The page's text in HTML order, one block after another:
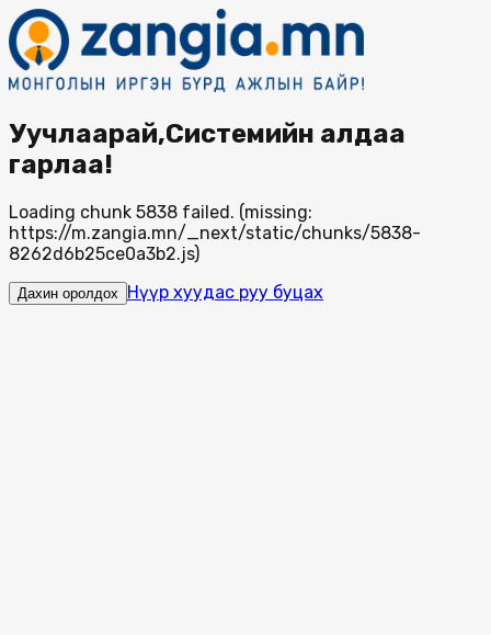
Уучлаарай,Системийн алдаа
гарлаа!
Loading chunk 5838 failed. (missing:
https://m.zangia.mn/_next/static/chunks/5838-
8262d6b25ce0a3b2.js)
Дахин оролдох Нүүр хуудас руу буцах